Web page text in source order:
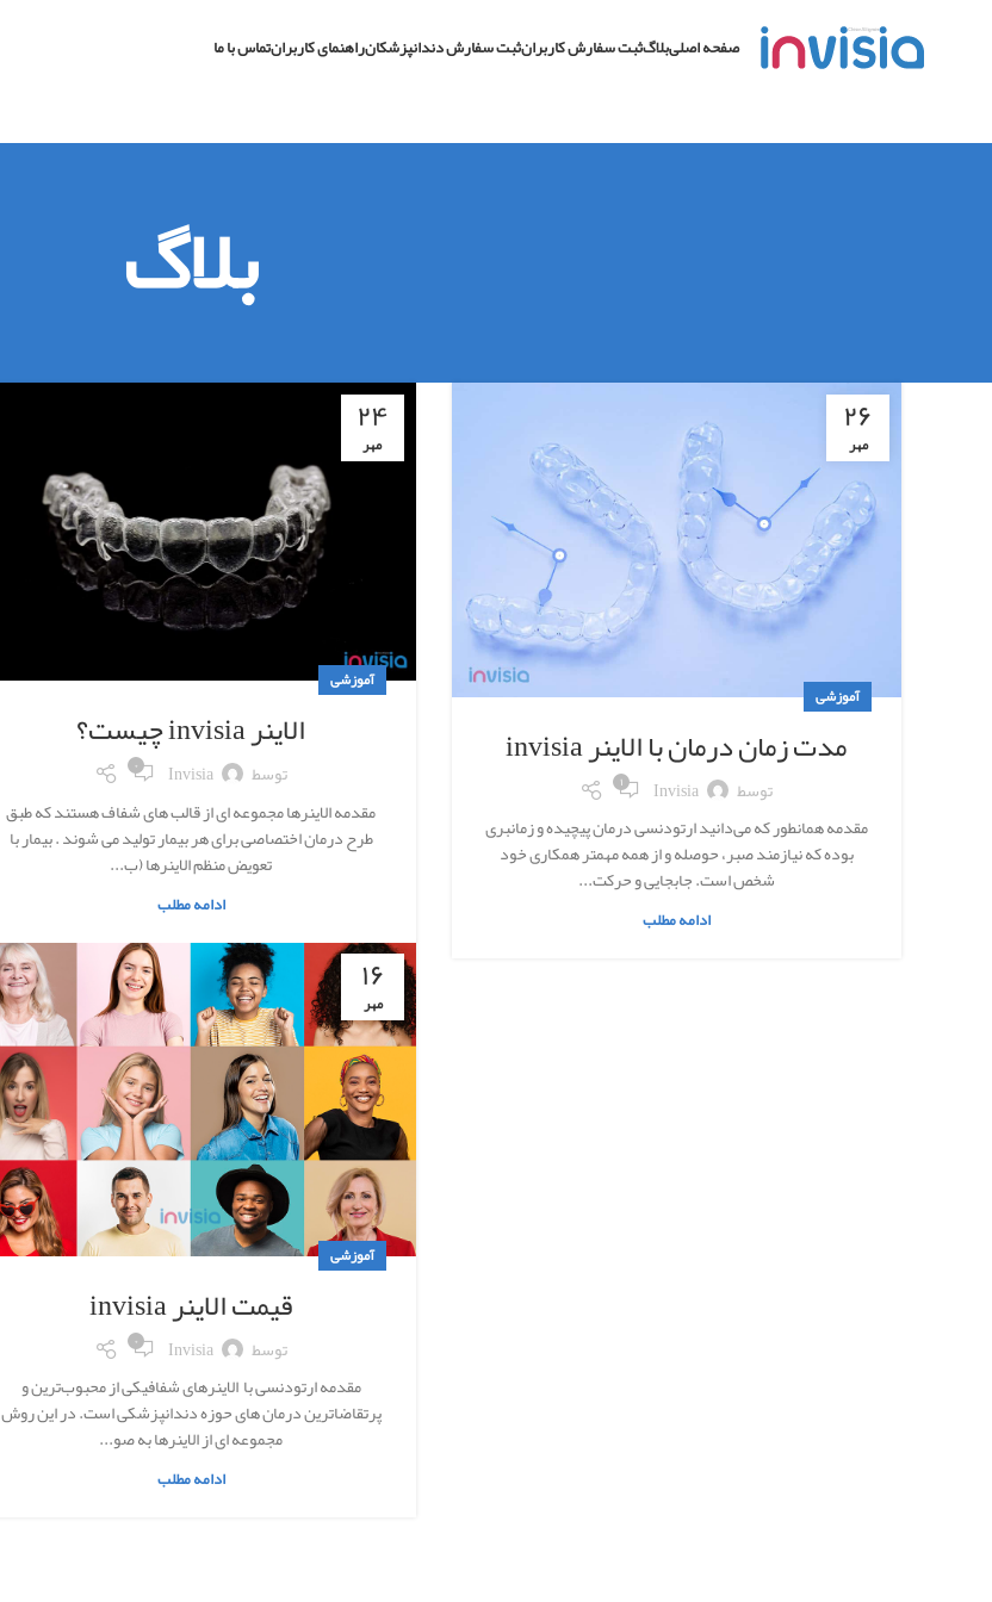
صفحه اصلیبلاگثبت سفارش کاربرانثبت سفارش دندانپزشکانراهنمای کاربرانتماس با ما
بلاگ
۲۶
مهر
آموزشی
مدت زمان درمان با الاینر invisia
توسط Invisia ۱
مقدمه همانطور که می‌دانید ارتودنسی درمان پیچیده و زمانبری
بوده که نیازمند صبر، حوصله و از همه مهمتر همکاری خود
شخص است. جابجایی و حرکت...
ادامه مطلب
۲۴
مهر
آموزشی
الاینر invisia چیست؟
توسط Invisia ۰
مقدمه الاینرها مجموعه ای از قالب های شفاف هستند که طبق
طرح درمان اختصاصی برای هر بیمار تولید می شوند . بیمار با
تعویض منظم الاینرها (ب...
ادامه مطلب
۱۶
مهر
آموزشی
قیمت الاینر invisia
توسط Invisia ۰
مقدمه ارتودنسی با الاینرهای شفافیکی از محبوب‌ترین و
پرتقاضاترین درمان های حوزه دندانپزشکی است. در این روش
مجموعه ای از الاینرها به صو...
ادامه مطلب